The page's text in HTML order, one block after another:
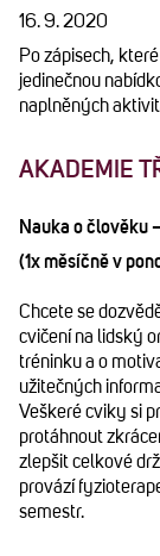
16. 9. 2020
Po zápisech,
jedinečnou
naplněných
AKADEMIE
Nauka o člověku
(1x měsíčně v
Chcete se
cvičení na lidský
tréninku a o
užitečných
Veškeré cviky si
protáhnout
zlepšit celkové
provází
semestr.